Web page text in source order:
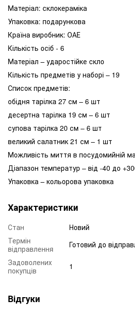
Матеріал: склокераміка
Упаковка: подарункова
Країна виробник: ОАЕ
Кількість осіб - 6
Матеріал – ударостійке скло
Кількість предметів у наборі – 19
Список предметів:
обідня тарілка 27 см – 6 шт
десертна тарілка 19 см – 6 шт
супова тарілка 20 см – 6 шт
великий салатник 21 см – 1 шт
Можливість миття в посудомийній
Діапазон температур – від -40 до
Упаковка – кольорова упаковка
Характеристики
Стан
Новий
Термін
відправлення
Готовий до
Задоволених
покупців
1
Відгуки